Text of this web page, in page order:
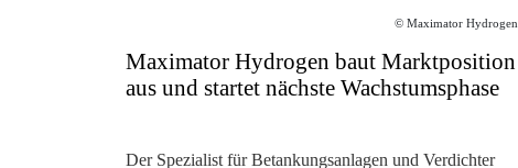
© Maximator Hydrogen
Maximator Hydrogen baut Marktposition
aus und startet nächste Wachstumsphase
Der Spezialist für Betankungsanlagen und Verdichter